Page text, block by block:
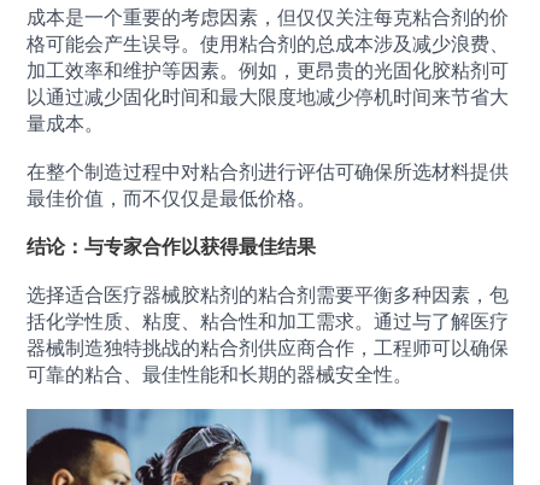
成本是一个重要的考虑因素，但仅仅关注每克粘合剂的价
格可能会产生误导。使用粘合剂的总成本涉及减少浪费、
加工效率和维护等因素。例如，更昂贵的光固化胶粘剂可
以通过减少固化时间和最大限度地减少停机时间来节省大
量成本。
在整个制造过程中对粘合剂进行评估可确保所选材料提供
最佳价值，而不仅仅是最低价格。
结论：与专家合作以获得最佳结果
选择适合医疗器械胶粘剂的粘合剂需要平衡多种因素，包
括化学性质、粘度、粘合性和加工需求。通过与了解医疗
器械制造独特挑战的粘合剂供应商合作，工程师可以确保
可靠的粘合、最佳性能和长期的器械安全性。